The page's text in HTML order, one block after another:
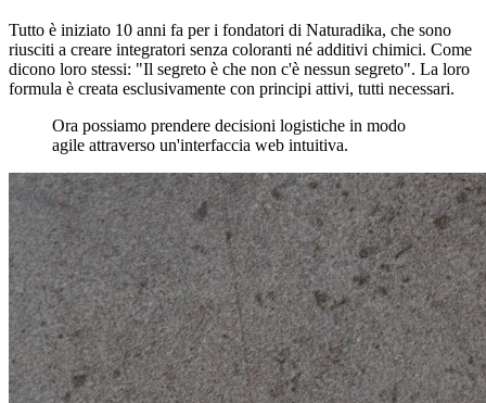
Tutto è iniziato 10 anni fa per i fondatori di Naturadika, che sono
riusciti a creare integratori senza coloranti né additivi chimici. Come
dicono loro stessi: "Il segreto è che non c'è nessun segreto". La loro
formula è creata esclusivamente con principi attivi, tutti necessari.
Ora possiamo prendere decisioni logistiche in modo
agile attraverso un'interfaccia web intuitiva.